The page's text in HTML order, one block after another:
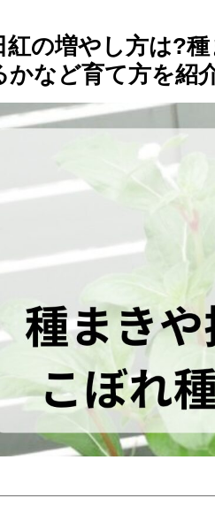
紅の増やし方は?
かなど育て方を紹